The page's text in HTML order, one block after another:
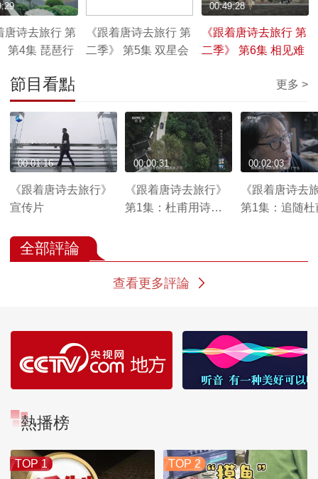
唐诗去旅行 第
第4集 琵琶行
《跟着唐诗去旅行 第
二季》 第5集 双星会
《跟着唐诗去旅行 第
二季》 第6集 相见难
00:49:28
節目看點 更多 >
《跟着唐诗去旅行》
宣传片
00:01:16
《跟着唐诗去旅行》
第1集：杜甫用诗歌
00:00:31
《跟着唐诗去
第1集：追随杜
00:02:03
全部評論
查看更多評論
熱播榜
TOP 1 TOP 2